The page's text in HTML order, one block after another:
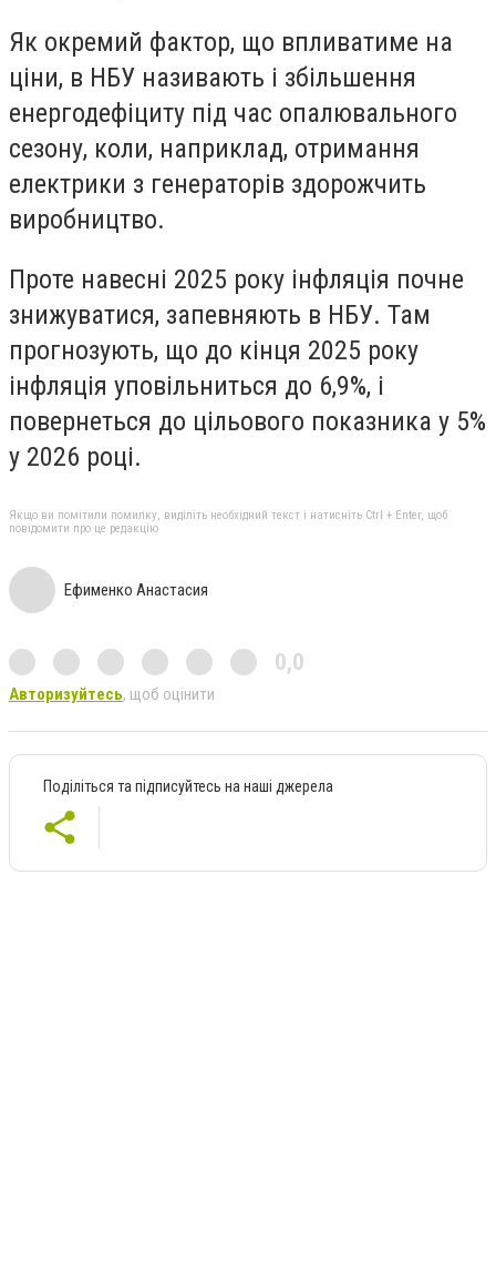
Як окремий фактор, що впливатиме на
ціни, в НБУ називають і збільшення
енергодефіциту під час опалювального
сезону, коли, наприклад, отримання
електрики з генераторів здорожчить
виробництво.
Проте навесні 2025 року інфляція почне
знижуватися, запевняють в НБУ. Там
прогнозують, що до кінця 2025 року
інфляція уповільниться до 6,9%, і
повернеться до цільового показника у 5%
у 2026 році.
Якщо ви помітили помилку, виділіть необхідний текст і натисніть Ctrl + Enter, щоб
повідомити про це редакцію
Ефименко Анастасия
0,0
Авторизуйтесь, щоб оцінити
Поділіться та підписуйтесь на наші джерела